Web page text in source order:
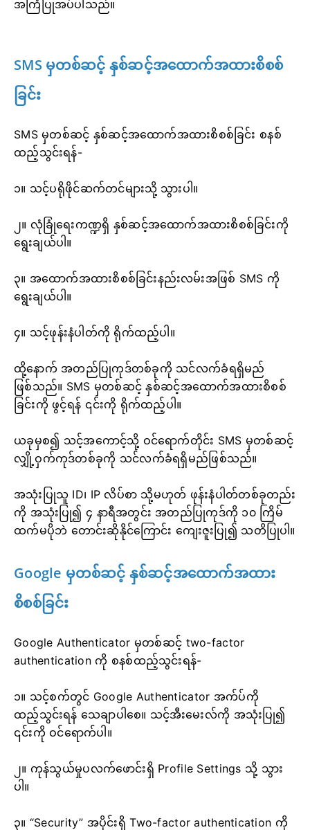
အကြံပြုအပ်ပါသည်။
SMS မှတစ်ဆင့် နှစ်ဆင့်အထောက်အထားစိစစ်
ခြင်း
SMS မှတစ်ဆင့် နှစ်ဆင့်အထောက်အထားစိစစ်ခြင်း စနစ်
ထည့်သွင်းရန်-
၁။ သင့်ပရိုဖိုင်ဆက်တင်များသို့ သွားပါ။
၂။ လုံခြုံရေးကဏ္ဍရှိ နှစ်ဆင့်အထောက်အထားစိစစ်ခြင်းကို
ရွေးချယ်ပါ။
၃။ အထောက်အထားစိစစ်ခြင်းနည်းလမ်းအဖြစ် SMS ကို
ရွေးချယ်ပါ။
၄။ သင့်ဖုန်းနံပါတ်ကို ရိုက်ထည့်ပါ။
ထို့နောက် အတည်ပြုကုဒ်တစ်ခုကို သင်လက်ခံရရှိမည်
ဖြစ်သည်။ SMS မှတစ်ဆင့် နှစ်ဆင့်အထောက်အထားစိစစ်
ခြင်းကို ဖွင့်ရန် ၎င်းကို ရိုက်ထည့်ပါ။
ယခုမှစ၍ သင့်အကောင့်သို့ ဝင်ရောက်တိုင်း SMS မှတစ်ဆင့်
လျှို့ဝှက်ကုဒ်တစ်ခုကို သင်လက်ခံရရှိမည်ဖြစ်သည်။
အသုံးပြုသူ ID၊ IP လိပ်စာ သို့မဟုတ် ဖုန်းနံပါတ်တစ်ခုတည်း
ကို အသုံးပြု၍ ၄ နာရီအတွင်း အတည်ပြုကုဒ်ကို ၁၀ ကြိမ်
ထက်မပိုဘဲ တောင်းဆိုနိုင်ကြောင်း ကျေးဇူးပြု၍ သတိပြုပါ။
Google မှတစ်ဆင့် နှစ်ဆင့်အထောက်အထား
စိစစ်ခြင်း
Google Authenticator မှတစ်ဆင့် two-factor
authentication ကို စနစ်ထည့်သွင်းရန်-
၁။ သင့်စက်တွင် Google Authenticator အက်ပ်ကို
ထည့်သွင်းရန် သေချာပါစေ။ သင့်အီးမေးလ်ကို အသုံးပြု၍
၎င်းကို ဝင်ရောက်ပါ။
၂။ ကုန်သွယ်မှုပလက်ဖောင်းရှိ Profile Settings သို့ သွား
ပါ။
၃။ “Security” အပိုင်းရှိ Two-factor authentication ကို